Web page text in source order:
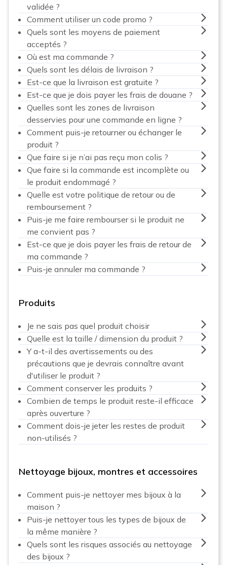
validée ?
Comment utiliser un code promo ?
Quels sont les moyens de paiement
acceptés ?
Où est ma commande ?
Quels sont les délais de livraison ?
Est-ce que la livraison est gratuite ?
Est-ce que je dois payer les frais de douane ?
Quelles sont les zones de livraison
desservies pour une commande en ligne ?
Comment puis-je retourner ou échanger le
produit ?
Que faire si je n’ai pas reçu mon colis ?
Que faire si la commande est incomplète ou
le produit endommagé ?
Quelle est votre politique de retour ou de
remboursement ?
Puis-je me faire rembourser si le produit ne
me convient pas ?
Est-ce que je dois payer les frais de retour de
ma commande ?
Puis-je annuler ma commande ?
Produits
Je ne sais pas quel produit choisir
Quelle est la taille / dimension du produit ?
Y a-t-il des avertissements ou des
précautions que je devrais connaître avant
d'utiliser le produit ?
Comment conserver les produits ?
Combien de temps le produit reste-il efficace
après ouverture ?
Comment dois-je jeter les restes de produit
non-utilisés ?
Nettoyage bijoux, montres et accessoires
Comment puis-je nettoyer mes bijoux à la
maison ?
Puis-je nettoyer tous les types de bijoux de
la même manière ?
Quels sont les risques associés au nettoyage
des bijoux ?